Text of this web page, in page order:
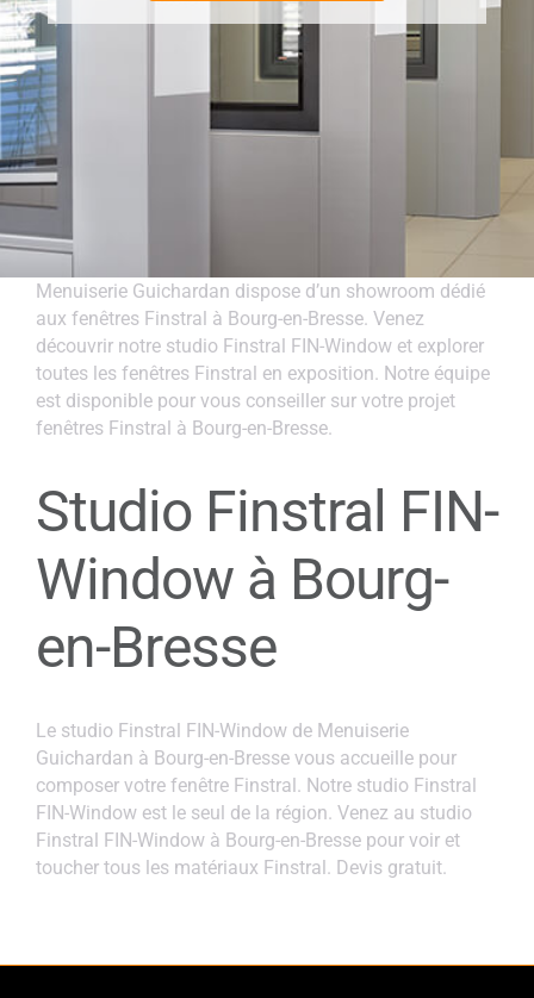
Menuiserie Guichardan dispose d’un showroom dédié
aux fenêtres Finstral à Bourg-en-Bresse. Venez
découvrir notre studio Finstral FIN-Window et explorer
toutes les fenêtres Finstral en exposition. Notre équipe
est disponible pour vous conseiller sur votre projet
fenêtres Finstral à Bourg-en-Bresse.
Studio Finstral FIN-
Window à Bourg-
en-Bresse
Le studio Finstral FIN-Window de Menuiserie
Guichardan à Bourg-en-Bresse vous accueille pour
composer votre fenêtre Finstral. Notre studio Finstral
FIN-Window est le seul de la région. Venez au studio
Finstral FIN-Window à Bourg-en-Bresse pour voir et
toucher tous les matériaux Finstral. Devis gratuit.